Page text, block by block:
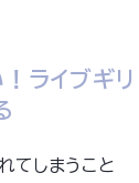
ライブギリ
てしまうこと